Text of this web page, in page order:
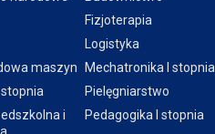
Fizjoterapia
Logistyka
maszyn
Mechatronika I stopnia
Pielęgniarstwo
i
Pedagogika I stopnia